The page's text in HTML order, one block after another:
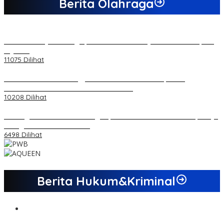
Berita Olahraga
11075 Dilihat
10208 Dilihat
6498 Dilihat
Berita Hukum&Kriminal